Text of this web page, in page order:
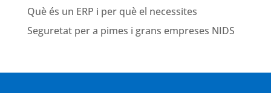
Què és un ERP i per què el necessites
Seguretat per a pimes i grans empreses NIDS